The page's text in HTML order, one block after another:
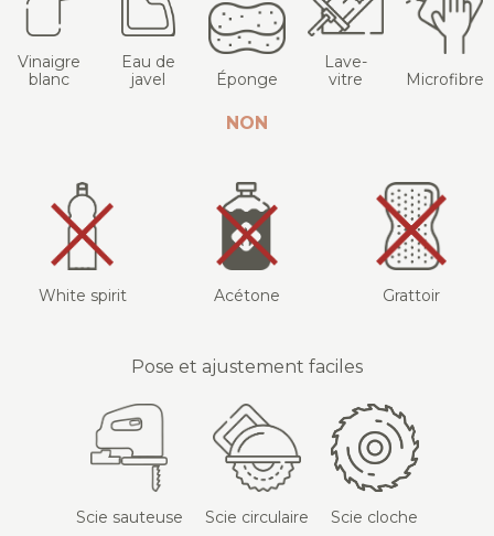
Vinaigre
blanc
Eau de
javel
Éponge
Lave-
vitre
Microfibre
NON
White spirit Acétone Grattoir
Pose et ajustement faciles
Scie sauteuse Scie circulaire
Scie cloche